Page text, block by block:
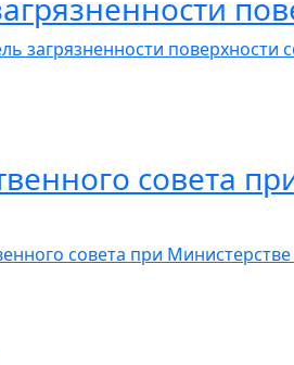
загрязненности
совета
совета при